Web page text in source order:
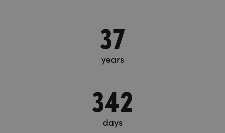
37
years
342
days